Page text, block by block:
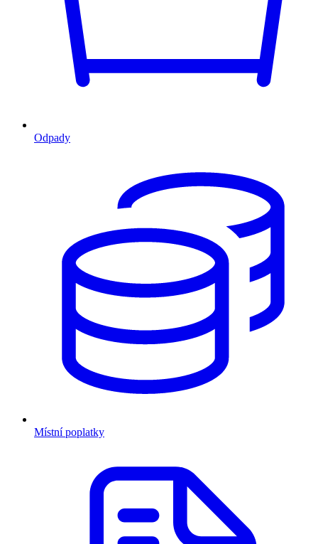
Odpady
Místní poplatky